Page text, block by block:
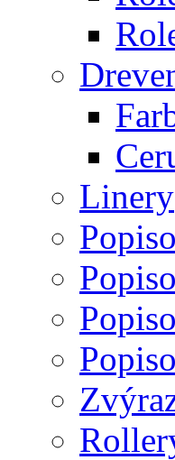
Linery